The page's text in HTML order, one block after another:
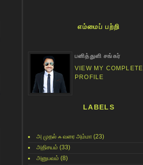
எம்மைப் பற்றி
பனித்துளி சங்கர்
VIEW MY COMPLETE
PROFILE
LABELS
அ முதல் ஃ வரை அம்மா (23)
அதிசயம் (33)
அனுபவம் (8)